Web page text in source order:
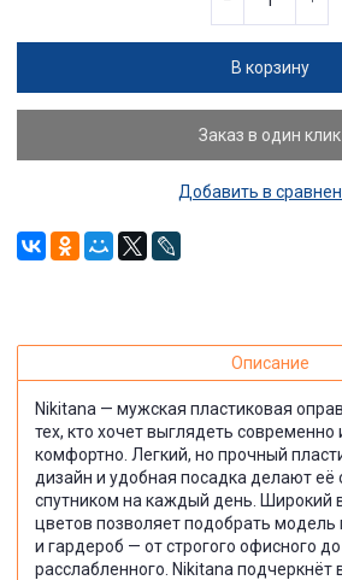
В корзину
Заказ в один клик
Добавить в
Описание
Nikitana — мужская пластиковая
тех, кто хочет выглядеть современно
комфортно. Легкий, но прочный
дизайн и удобная посадка делают её
спутником на каждый день. Широкий
цветов позволяет подобрать модель
и гардероб — от строгого офисного
расслабленного. Nikitana подчеркнёт